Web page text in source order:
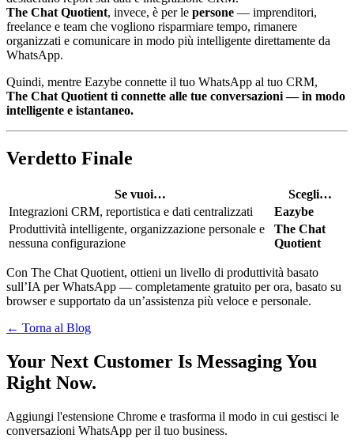
The Chat Quotient, invece, è per le persone — imprenditori,
freelance e team che vogliono risparmiare tempo, rimanere
organizzati e comunicare in modo più intelligente direttamente da
WhatsApp.
Quindi, mentre Eazybe connette il tuo WhatsApp al tuo CRM,
The Chat Quotient ti connette alle tue conversazioni — in modo
intelligente e istantaneo.
Verdetto Finale
Se vuoi…
Scegli…
Integrazioni CRM, reportistica e dati centralizzati
Eazybe
Produttività intelligente, organizzazione personale e
nessuna configurazione
The Chat
Quotient
Con The Chat Quotient, ottieni un livello di produttività basato
sull’IA per WhatsApp — completamente gratuito per ora, basato su
browser e supportato da un’assistenza più veloce e personale.
← Torna al Blog
Your Next Customer Is Messaging You
Right Now.
Aggiungi l'estensione Chrome e trasforma il modo in cui gestisci le
conversazioni WhatsApp per il tuo business.